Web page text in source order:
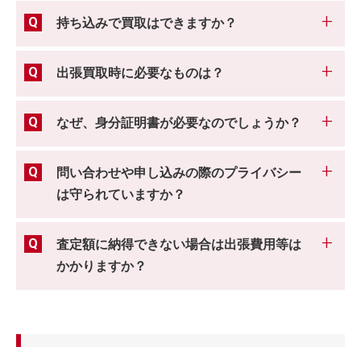
持ち込みで買取はできますか？
出張買取時に必要なものは？
なぜ、身分証明書が必要なのでしょうか？
問い合わせや申し込みの際のプライバシー
は守られていますか？
査定額に納得できない場合は出張費用等は
かかりますか？